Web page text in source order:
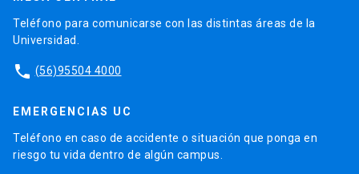
Teléfono para comunicarse con las distintas áreas de la
Universidad.
phone (56)95504 4000
EMERGENCIAS UC
Teléfono en caso de accidente o situación que ponga en
riesgo tu vida dentro de algún campus.